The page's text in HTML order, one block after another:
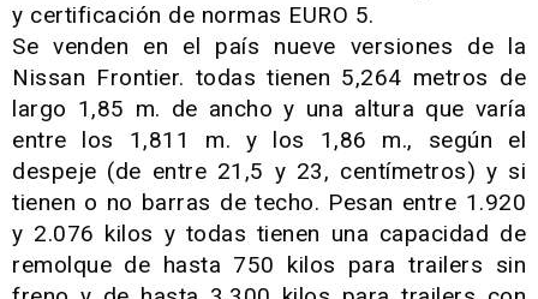
y certificación de normas EURO 5.
Se venden en el país nueve versiones de la
Nissan Frontier. todas tienen 5,264 metros de
largo 1,85 m. de ancho y una altura que varía
entre los 1,811 m. y los 1,86 m., según el
despeje (de entre 21,5 y 23, centímetros) y si
tienen o no barras de techo. Pesan entre 1.920
y 2.076 kilos y todas tienen una capacidad de
remolque de hasta 750 kilos para trailers sin